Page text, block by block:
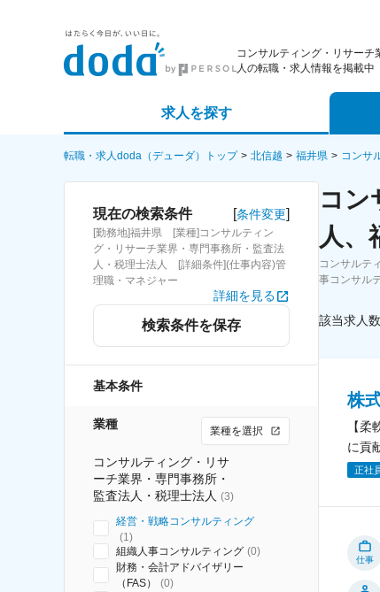
コンサルティング・リサー
人の転職・求人情報を掲載中
求人を探す
詳細条件から探す
求人特集から探す
エー
スカ
パー
転職・求人doda（デューダ）トップ 北信越 福井県 コンサ
現在の検索条件 [条件変更]
[勤務地]福井県 [業種]コンサルティン
グ・リサーチ業界・専門事務所・監査法
人・税理士法人 [詳細条件](仕事内容)管
理職・マネジャー
詳細を見る
検索条件を保存
基本条件
業種 業種を選択
コンサルティング・リサ
ーチ業界・専門事務所・
監査法人・税理士法人 (3)
経営・戦略コンサルティング
(1)
組織人事コンサルティング (0)
財務・会計アドバイザリー
（FAS）
(0)
コン
人、
コンサルテ
事コンサル
該当求人数
株
【
に貢
正社
仕事